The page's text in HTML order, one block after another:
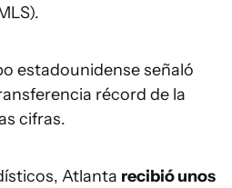
estadounidense señaló
récord de la
cifras.
Atlanta recibió unos